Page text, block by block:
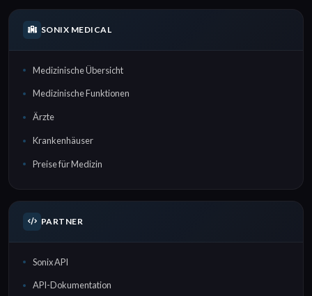
SONIX MEDICAL
Medizinische Übersicht
Medizinische Funktionen
Ärzte
Krankenhäuser
Preise für Medizin
PARTNER
Sonix API
API-Dokumentation